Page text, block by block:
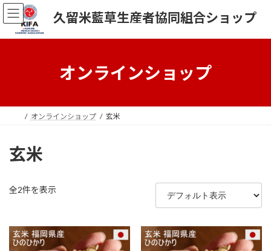
コ
ン
ン
ナ
ビ
ー
久留米藍草生産者協同組合ショップ
オンラインショップ
オンラインショップ 玄米
玄米
全2件を表示